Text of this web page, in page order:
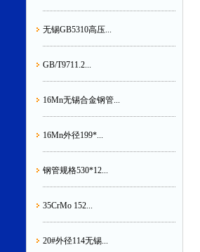
无锡GB5310高压...
GB/T9711.2...
16Mn无锡合金钢管...
16Mn外径199*...
钢管规格530*12...
35CrMo 152...
20#外径114无锡...